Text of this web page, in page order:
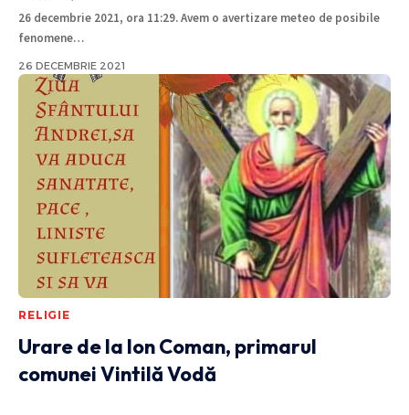
26 decembrie 2021, ora 11:29. Avem o avertizare meteo de posibile
fenomene…
26 DECEMBRIE 2021
RELIGIE
Urare de la Ion Coman, primarul
comunei Vintilă Vodă